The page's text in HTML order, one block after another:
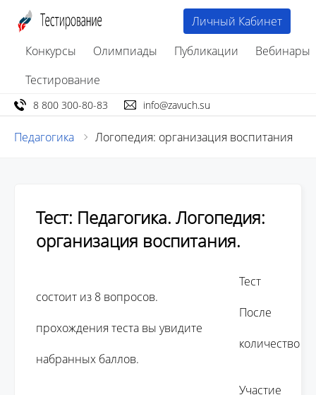
Конкурсы Олимпиады Публикации
Вебинары
Тестирование
Личный Кабинет
8 800 300-80-83 info@zavuch.su
Педагогика Логопедия: организация воспитания
Тест: Педагогика. Логопедия:
организация воспитания.
состоит из 8 вопросов.
прохождения теста вы увидите
набранных баллов.